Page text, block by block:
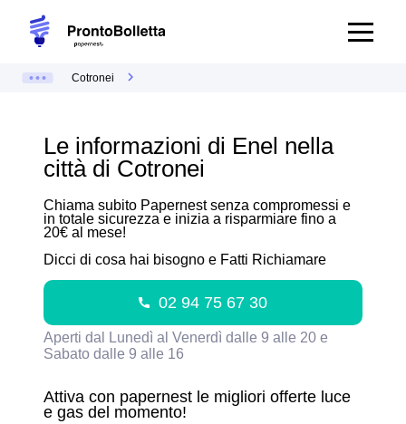
Cotronei
Attiva con papernest le migliori offerte luce
e gas del momento!
Le informazioni di Enel nella
città di Cotronei
Chiama subito Papernest senza compromessi e
in totale sicurezza e inizia a risparmiare fino a
20€ al mese!
Dicci di cosa hai bisogno e Fatti Richiamare
02 94 75 67 30
Aperti dal Lunedì al Venerdì dalle 9 alle 20 e
Sabato dalle 9 alle 16